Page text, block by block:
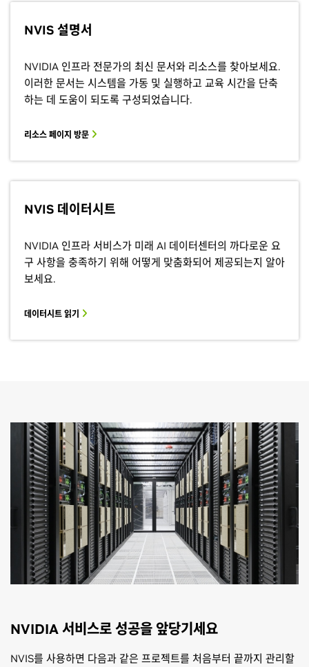
NVIS 설명서
NVIDIA 인프라 전문가의 최신 문서와 리소스를 찾아보세요.
이러한 문서는 시스템을 가동 및 실행하고 교육 시간을 단축
하는 데 도움이 되도록 구성되었습니다.
리소스 페이지 방문
NVIS 데이터시트
NVIDIA 인프라 서비스가 미래 AI 데이터센터의 까다로운 요
구 사항을 충족하기 위해 어떻게 맞춤화되어 제공되는지 알아
보세요.
데이터시트 읽기
NVIDIA 서비스로 성공을 앞당기세요
NVIS를 사용하면 다음과 같은 프로젝트를 처음부터 끝까지 관리할